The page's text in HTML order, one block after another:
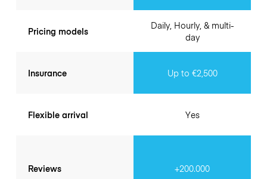
Pricing models
Insurance
Flexible arrival
Reviews
Daily, Hourly, & multi-
day
Up to €2,500
Yes
+200.000